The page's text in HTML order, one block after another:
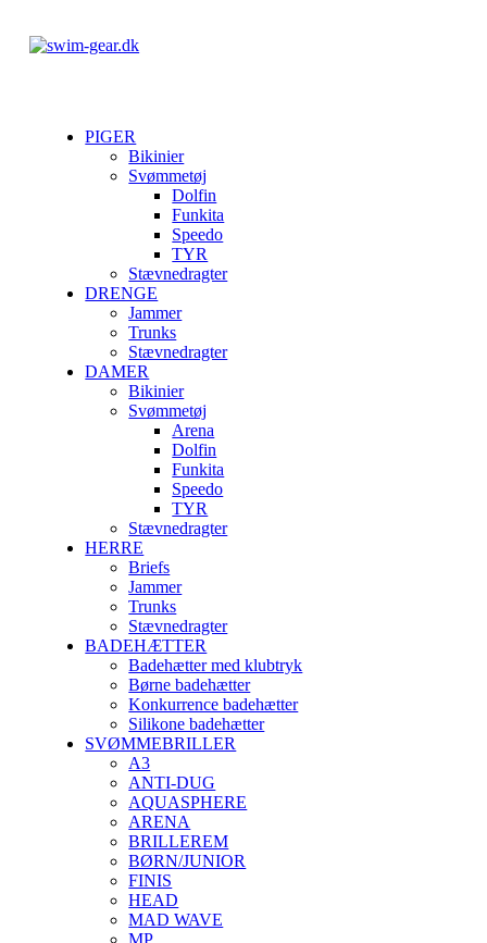
PIGER
Bikinier
Svømmetøj
Dolfin
Funkita
Speedo
TYR
Stævnedragter
DRENGE
Jammer
Trunks
Stævnedragter
DAMER
Bikinier
Svømmetøj
Arena
Dolfin
Funkita
Speedo
TYR
Stævnedragter
HERRE
Briefs
Jammer
Trunks
Stævnedragter
BADEHÆTTER
Badehætter med klubtryk
Børne badehætter
Konkurrence badehætter
Silikone badehætter
SVØMMEBRILLER
A3
ANTI-DUG
AQUASPHERE
ARENA
BRILLEREM
BØRN/JUNIOR
FINIS
HEAD
MAD WAVE
MP